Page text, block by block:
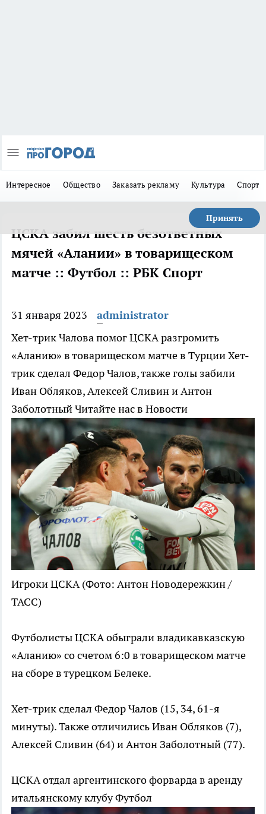
Интересное Общество Заказать рекламу Культура Спорт
Принять
ЦСКА забил шесть безответных
мячей «Алании» в товарищеском
матче :: Футбол :: РБК Спорт
31 января 2023
administrator
Хет-трик Чалова помог ЦСКА разгромить
«Аланию» в товарищеском матче в ТурцииХет-
трик сделал Федор Чалов, также голы забили
Иван Обляков, Алексей Сливин и Антон
ЗаболотныйЧитайте нас в Новости
Игроки ЦСКА (Фото: Антон Новодережкин /
ТАСС)
Футболисты ЦСКА обыграли владикавказскую
«Аланию» со счетом 6:0 в товарищеском матче
на сборе в турецком Белеке.
Хет-трик сделал Федор Чалов (15, 34, 61-я
минуты). Также отличились Иван Обляков (7),
Алексей Сливин (64) и Антон Заболотный (77).
ЦСКА отдал аргентинского форварда в аренду
итальянскому клубуФутбол